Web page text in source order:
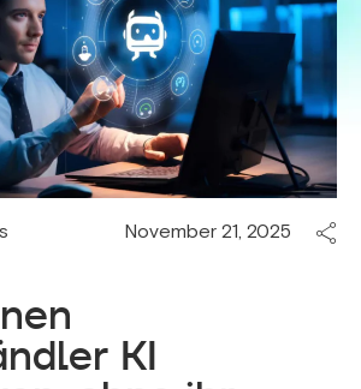
November 21, 2025
KI